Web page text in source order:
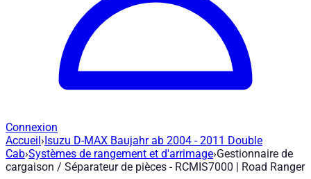
Connexion
Gestionnaire de cargaison / Séparateur
Accueil›Isuzu D-MAX Baujahr ab 2004 - 2011 Double
Cab›Systèmes de rangement et d'arrimage›Gestionnaire de
cargaison / Séparateur de pièces - RCMIS7000 | Road Ranger